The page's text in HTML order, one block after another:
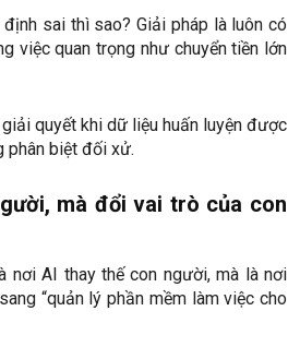
sai thì sao? Giải pháp là luôn có
việc quan trọng như chuyển tiền lớn
quyết khi dữ liệu huấn luyện được
phân biệt đối xử.
mà đổi vai trò của con
nơi AI thay thế con người, mà là nơi
“quản lý phần mềm làm việc cho